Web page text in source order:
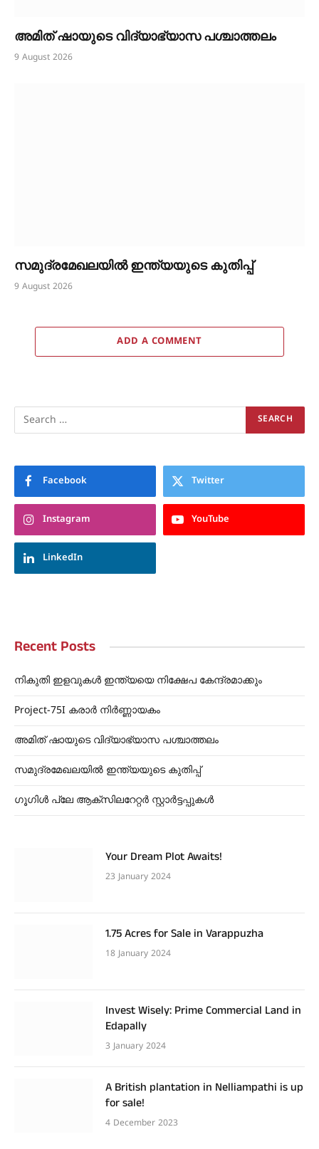
അമിത് ഷായുടെ വിദ്യാഭ്യാസ പശ്ചാത്തലം
9 August 2026
സമുദ്രമേഖലയിൽ ഇന്ത്യയുടെ കുതിപ്പ്
9 August 2026
ADD A COMMENT
Facebook Twitter
Instagram YouTube
LinkedIn
Recent Posts
നികുതി ഇളവുകൾ ഇന്ത്യയെ നിക്ഷേപ കേന്ദ്രമാക്കും
Project-75I കരാർ നിർണ്ണായകം
അമിത് ഷായുടെ വിദ്യാഭ്യാസ പശ്ചാത്തലം
സമുദ്രമേഖലയിൽ ഇന്ത്യയുടെ കുതിപ്പ്
ഗൂഗിൾ പ്ലേ ആക്സിലറേറ്റർ സ്റ്റാർട്ടപ്പുകൾ
Your Dream Plot Awaits!
23 January 2024
1.75 Acres for Sale in Varappuzha
18 January 2024
Invest Wisely: Prime Commercial Land in
Edapally
3 January 2024
A British plantation in Nelliampathi is up
for sale!
4 December 2023